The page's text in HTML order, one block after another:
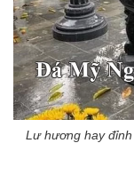
Lư hương hay